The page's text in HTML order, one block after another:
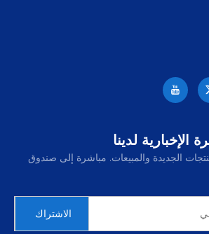
لدينا
الجديدة والمبيعات. مباشرة إلى صندوق
الاشتراك